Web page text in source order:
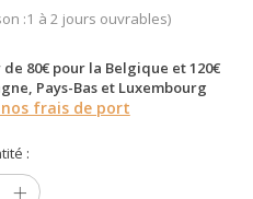
:1 à 2 jours ouvrables)
80€ pour la Belgique et 120€
Pays-Bas et Luxembourg
frais de port
: